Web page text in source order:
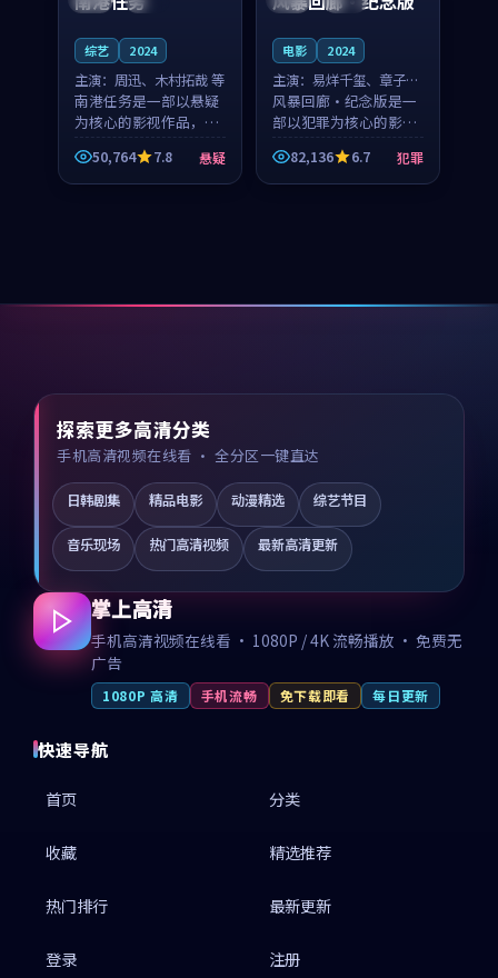
综艺 2024
主演： 周迅、木村拓哉 等
南港任务是一部以悬疑
为核心的影视作品，围
绕危机、反转与人物成
长展开，整体节奏紧
凑，值得推荐观看。
50,764 7.8 悬疑
电影 2024
主演： 易烊千玺、章子怡
等
风暴回廊·纪念版是一
部以犯罪为核心的影视
作品，围绕危机、反转
与人物成长展开，整体
节奏紧凑，值得推荐观
82,136 6.7 犯罪
探索更多高清分类
手机高清视频在线看 · 全分区一键直达
日韩剧集 精品电影 动漫精选 综艺节目
音乐现场 热门高清视频 最新高清更新
掌上高清
手机高清视频在线看 · 1080P / 4K 流畅播放 · 免费无
广告
1080P 高清 手机流畅 免下载即看 每日更新
快速导航
首页 分类
收藏 精选推荐
热门排行 最新更新
登录 注册